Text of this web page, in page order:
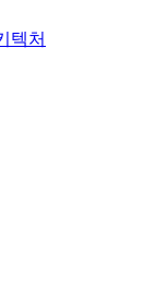
텍처